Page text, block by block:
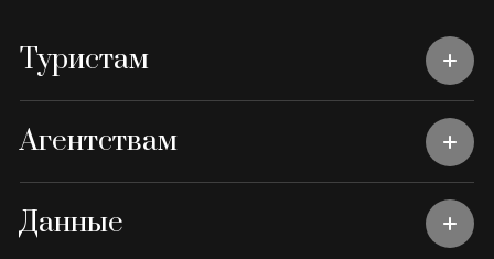
Туристам
Агентствам
Данные